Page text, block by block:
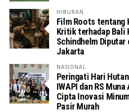
HIBURAN
Film Roots tentang
Kritik terhadap Bali
Schindhelm Diputar
Jakarta
NASIONAL
Peringati Hari
IWAPI dan RS
Cipta Inovasi
Pasir Murah